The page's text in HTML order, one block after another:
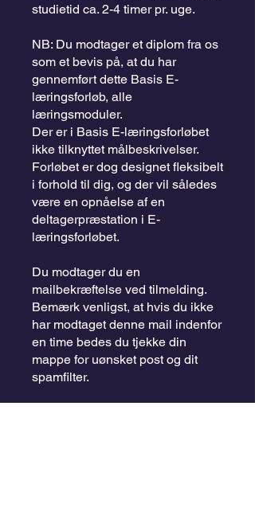
studietid ca. 2-4 timer pr. uge.
NB: Du modtager et diplom fra os
som et bevis på, at du har
gennemført dette Basis E-
læringsforløb, alle
læringsmoduler.
Der er i Basis E-læringsforløbet
ikke tilknyttet målbeskrivelser.
Forløbet er dog designet fleksibelt
i forhold til dig, og der vil således
være en opnåelse af en
deltagerpræstation i E-
læringsforløbet.
Du modtager du en
mailbekræftelse ved tilmelding.
Bemærk venligst, at hvis du ikke
har modtaget denne mail indenfor
en time bedes du tjekke din
mappe for uønsket post og dit
spamfilter.